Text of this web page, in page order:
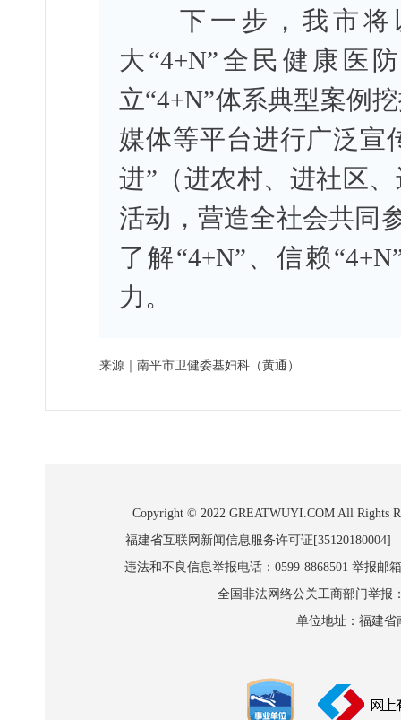
下一步，我市将
大“4+N”全民健康医
立“4+N”体系典型案例
媒体等平台进行广泛宣
进”（进农村、进社区
活动，营造全社会共同
了解“4+N”、信赖
力。
来源｜南平市卫健委基妇科（黄通 ）
Copyright © 2022 GREATWUYI.COM All Rights
福建省互联网新闻信息服务许可证
违法和不良信息举报电话：0599-8868501 举报邮
全国非法网络公关工商部门举报
单位地址：福建省